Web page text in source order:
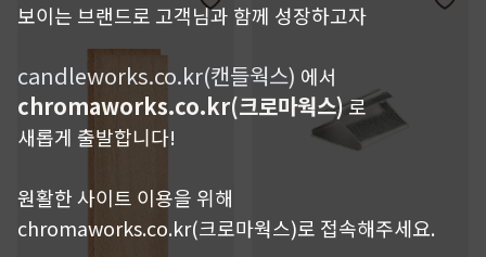
보이는 브랜드로 고객님과 함께 성장하고자
candleworks.co.kr(캔들웍스) 에서
chromaworks.co.kr(크로마웍스)로
새롭게 출발합니다!
원활한 사이트 이용을 위해
chromaworks.co.kr(크로마웍스)로 접속해주세요.